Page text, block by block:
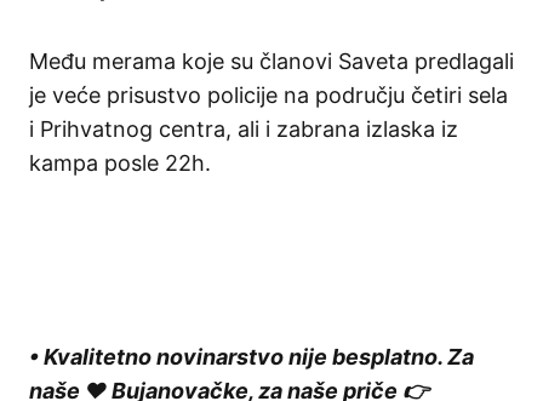
Među merama koje su članovi Saveta predlagali
je veće prisustvo policije na području četiri sela
i Prihvatnog centra, ali i zabrana izlaska iz
kampa posle 22h.
• Kvalitetno novinarstvo nije besplatno. Za
naše ❤️ Bujanovačke, za naše priče 👉